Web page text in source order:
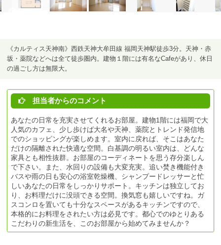
《カルティス天神南》西鉄天神大牟田線 福岡天神駅徒歩3分。天神・赤
坂・薬院などへは全て徒歩圏内。建物１階には有名なCafeがあり、休日
の過ごし方は無限大。
担当者からのコメント
あなたの日常を充実させてくれるお部屋。建物1階には福岡で大
人気のカフェ、少し歩けば大名や天神、薬院とトレンド発信地
でのショッピングが楽しめます。室内に戻れば、そこはあなた
だけの隔離された快適な空間。白基調の明るい室内は、どんな
家具とも相性抜群。お部屋のコーディネートを思う存分楽しん
で下さい。また、水回りの設備も大変充実。追い焚き機能付き
バスや雨の日も安心の浴室乾燥機、シャンプードレッサーと忙
しいあなたの日常をしっかりサポート。キッチンは独立してお
り、お料理だけに没頭できる空間。換気窓も嬉しいですね。ガ
スコンロを置いても十分なスペースがあるキッチンですので、
本格的にお料理をされたい方は必見です。都心でのゆとりある
こだわりの新生活を、このお部屋から始めてみませんか？